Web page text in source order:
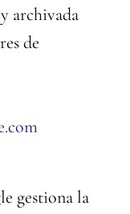
archivada
de
gestiona la